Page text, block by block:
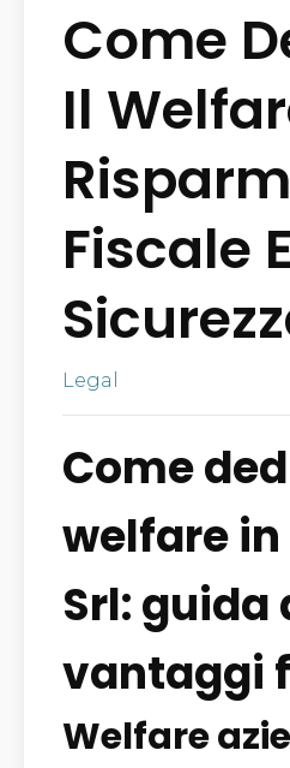
Come
Il
Fiscale E
Legal
Come
welfare
Srl: guida
vantaggi
Welfare